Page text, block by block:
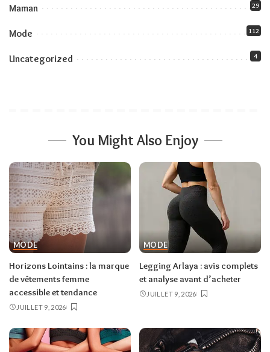
Maman 29
Mode 112
Uncategorized 4
You Might Also Enjoy
MODE
Horizons Lointains : la marque
de vêtements femme
accessible et tendance
JUILLET 9, 2026
MODE
Legging Arlaya : avis complets
et analyse avant d’acheter
JUILLET 9, 2026